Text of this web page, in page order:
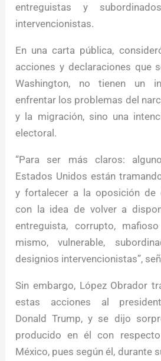
entreguistas y
intervencionistas.
En una carta pública,
acciones y declaraciones que
Washington, no tienen un
enfrentar los problemas del
y la migración, sino una
electoral.
“Para ser más claros:
Estados Unidos están
y fortalecer a la oposición de
con la idea de volver a
entreguista, corrupto,
mismo, vulnerable,
designios intervencionistas”,
Sin embargo, López Obrador
estas acciones al
Donald Trump, y se dijo
producido en él con
México, pues según él, durante